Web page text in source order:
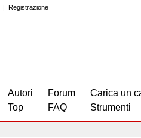
| Registrazione
Autori
Top
Forum
FAQ
Carica un
Strumenti